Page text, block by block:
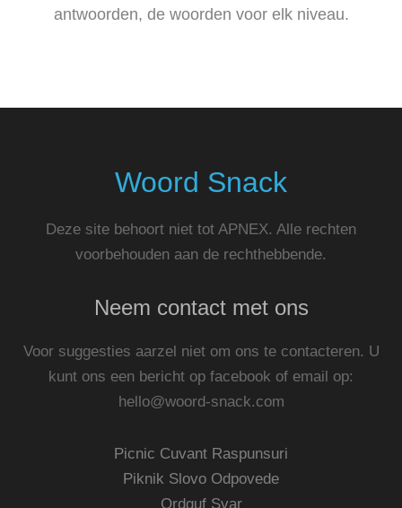
antwoorden, de woorden voor elk niveau.
Woord Snack
Deze site behoort niet tot APNEX. Alle rechten
voorbehouden aan de rechthebbende.
Neem contact met ons
Voor suggesties aarzel niet om ons te contacteren. U
kunt ons een bericht op facebook of email op:
hello@woord-snack.com
Picnic Cuvant Raspunsuri
Piknik Slovo Odpovede
Ordguf Svar